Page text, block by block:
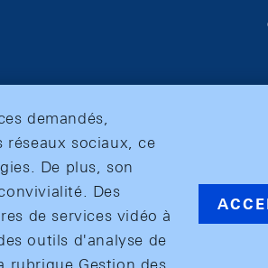
demandés,
réseaux sociaux, ce
De plus, son
Des
de services vidéo à
outils d'analyse de